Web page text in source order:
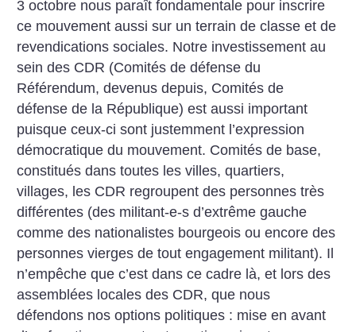
3 octobre nous paraît fondamentale pour inscrire
ce mouvement aussi sur un terrain de classe et de
revendications sociales. Notre investissement au
sein des CDR (Comités de défense du
Référendum, devenus depuis, Comités de
défense de la République) est aussi important
puisque ceux-ci sont justemment l’expression
démocratique du mouvement. Comités de base,
constitués dans toutes les villes, quartiers,
villages, les CDR regroupent des personnes très
différentes (des militant-e-s d’extrême gauche
comme des nationalistes bourgeois ou encore des
personnes vierges de tout engagement militant). Il
n’empêche que c’est dans ce cadre là, et lors des
assemblées locales des CDR, que nous
défendons nos options politiques : mise en avant